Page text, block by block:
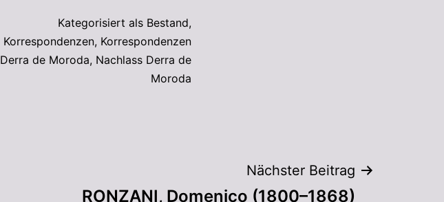
Kategorisiert als Bestand,
Korrespondenzen, Korrespondenzen
Derra de Moroda, Nachlass Derra de
Moroda
Nächster Beitrag
RONZANI, Domenico (1800–1868)